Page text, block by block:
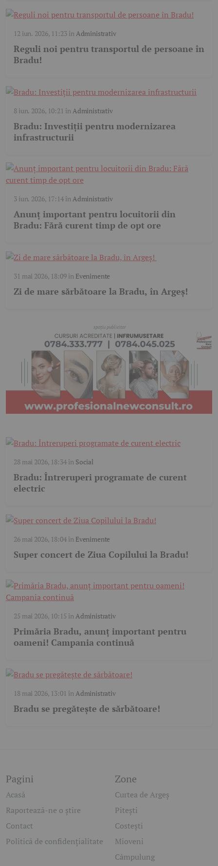
12 iun. 2026, 11:23înAdministrativ
Reguli noi pentru transportul de persoane în
Bradu!
8 iun. 2026, 10:21 înAdministrativ
Bradu: Investiții pentru modernizarea
infrastructurii
3 iun. 2026, 17:14înAdministrativ
Anunț important pentru locuitorii din
Bradu: Fără curent timp de opt ore
31 mai 2026, 18:09în Evenimente
Zi de mare sărbătoare la Bradu, în Argeș!
28 mai 2026, 18:34în Social
Bradu: Întreruperi programate de curent
electric
26 mai 2026, 18:04în Evenimente
Super concert de Ziua Copilului la Bradu!
25 mai 2026, 10:15 în Administrativ
Primăria Bradu, anunț important pentru
oameni! Campania continuă
18 mai 2026, 13:01 în Administrativ
Bradu se pregătește de sărbătoare!
Pagini
Acasă
Raportează-ne o știre
Contact
Politică de confidențialitate
Zone
Curtea de Argeș
Pitești
Costești
Mioveni
Câmpulung